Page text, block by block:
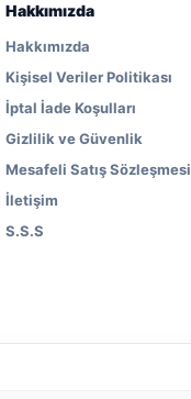
Hakkımızda
Hakkımızda
Kişisel Veriler Politikası
İptal İade Koşulları
Gizlilik ve Güvenlik
Mesafeli Satış Sözleşmesi
İletişim
S.S.S